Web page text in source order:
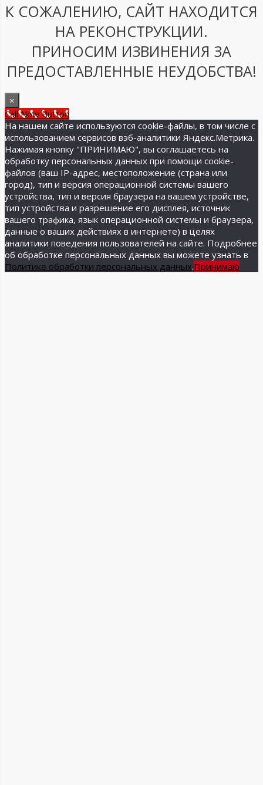
К СОЖАЛЕНИЮ, САЙТ НАХОДИТСЯ
НА РЕКОНСТРУКЦИИ.
ПРИНОСИМ ИЗВИНЕНИЯ ЗА
ПРЕДОСТАВЛЕННЫЕ НЕУДОБСТВА!
×
Call Now Button
На нашем сайте используются cookie-файлы, в том числе с
использованием сервисов вэб-аналитики Яндекс.Метрика.
Нажимая кнопку "ПРИНИМАЮ", вы соглашаетесь на
обработку персональных данных при помощи cookie-
файлов (ваш IP-адрес, местоположение (страна или
город), тип и версия операционной системы вашего
устройства, тип и версия браузера на вашем устройстве,
тип устройства и разрешение его дисплея, источник
вашего трафика, язык операционной системы и браузера,
данные о ваших действиях в интернете) в целях
аналитики поведения пользователей на сайте. Подробнее
об обработке персональных данных вы можете узнать в
Политике обработки персональных данных.Принимаю